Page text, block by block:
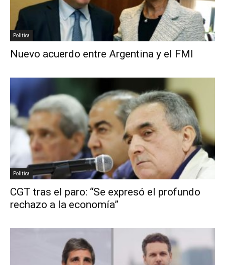
Politica
Nuevo acuerdo entre Argentina y el FMI
Politica
CGT tras el paro: “Se expresó el profundo
rechazo a la economía”